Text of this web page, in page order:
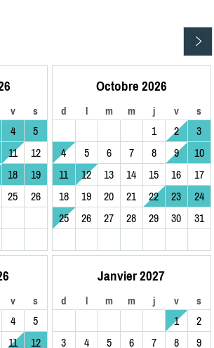
v s
4
5
11
12
18
19
25
26
Octobre 2026
d l m m j v s
1 2
3
4
5 6 7 8 9
10
11
12 13 14 15 16
17
18
19 20 21 22 23
24
25
26 27 28 29 30 31
v s
4
5
11 12
Janvier 2027
d l m m j v s
1
2
3
4 5 6 7 8 9